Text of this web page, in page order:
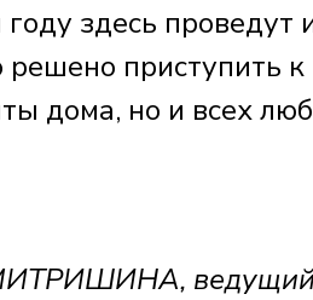
здесь
решено приступить
дома, но и всех
ведущий